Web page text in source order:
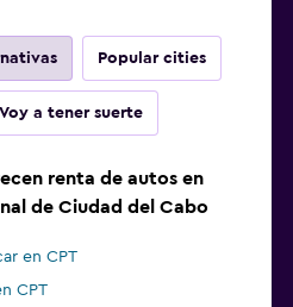
Popular cities
Voy a tener suerte
renta de autos en
de Ciudad del Cabo
en CPT
CPT